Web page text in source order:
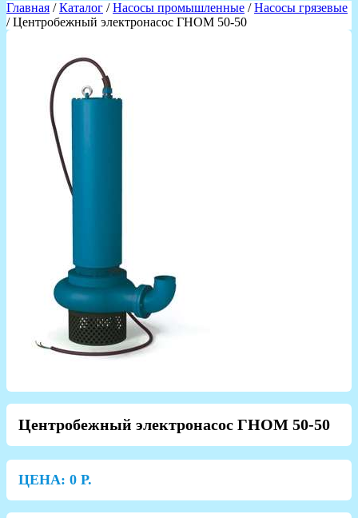
Главная /Каталог /Насосы промышленные /Насосы грязевые
/ Центробежный электронасос ГНОМ 50-50
Центробежный электронасос ГНОМ 50-50
ЦЕНА: 0 Р.